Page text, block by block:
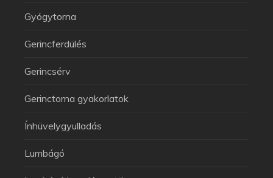
Gyógytorna
Gerincferdülés
Gerincsérv
Gerinctorna gyakorlatok
Ínhüvelygyulladás
Lumbágó